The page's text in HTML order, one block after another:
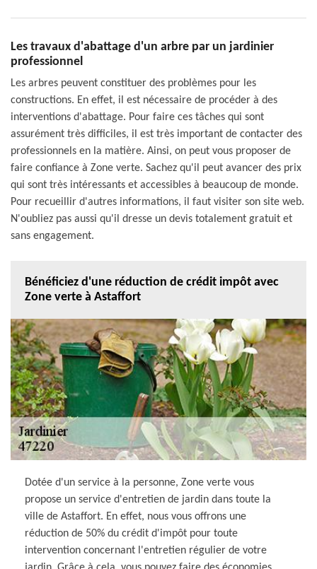
Les travaux d'abattage d'un arbre par un jardinier
professionnel
Les arbres peuvent constituer des problèmes pour les
constructions. En effet, il est nécessaire de procéder à des
interventions d'abattage. Pour faire ces tâches qui sont
assurément très difficiles, il est très important de contacter des
professionnels en la matière. Ainsi, on peut vous proposer de
faire confiance à Zone verte. Sachez qu'il peut avancer des prix
qui sont très intéressants et accessibles à beaucoup de monde.
Pour recueillir d'autres informations, il faut visiter son site web.
N'oubliez pas aussi qu'il dresse un devis totalement gratuit et
sans engagement.
Bénéficiez d'une réduction de crédit impôt avec
Zone verte à Astaffort
Dotée d'un service à la personne, Zone verte vous
propose un service d'entretien de jardin dans toute la
ville de Astaffort. En effet, nous vous offrons une
réduction de 50% du crédit d'impôt pour toute
intervention concernant l'entretien régulier de votre